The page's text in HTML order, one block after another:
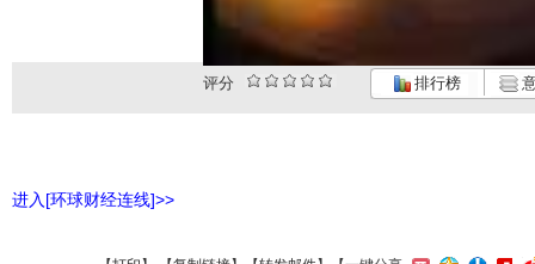
评分 排行榜
进入[环球财经连线]>>